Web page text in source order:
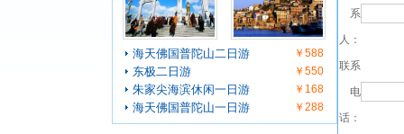
海天佛国普陀山二日游 ￥588
东极二日游 ￥550
朱家尖海滨休闲一日游 ￥168
海天佛国普陀山一日游 ￥288
系
人：
联系
电
话：